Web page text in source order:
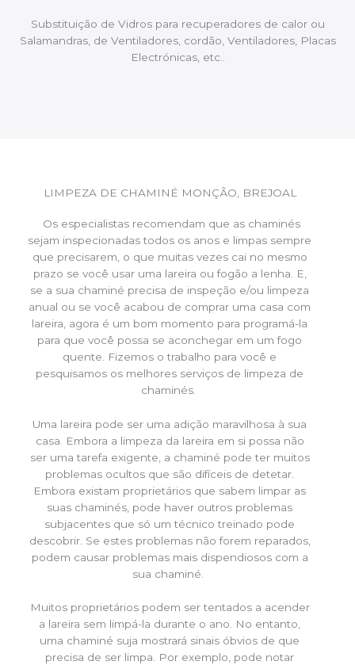
Substituição de Vidros para recuperadores de calor ou
Salamandras, de Ventiladores, cordão, Ventiladores, Placas
Electrónicas, etc..
LIMPEZA DE CHAMINÉ MONÇÃO, BREJOAL
Os especialistas recomendam que as chaminés
sejam inspecionadas todos os anos e limpas sempre
que precisarem, o que muitas vezes cai no mesmo
prazo se você usar uma lareira ou fogão a lenha. E,
se a sua chaminé precisa de inspeção e/ou limpeza
anual ou se você acabou de comprar uma casa com
lareira, agora é um bom momento para programá-la
para que você possa se aconchegar em um fogo
quente. Fizemos o trabalho para você e
pesquisamos os melhores serviços de limpeza de
chaminés.
Uma lareira pode ser uma adição maravilhosa à sua
casa. Embora a limpeza da lareira em si possa não
ser uma tarefa exigente, a chaminé pode ter muitos
problemas ocultos que são difíceis de detetar.
Embora existam proprietários que sabem limpar as
suas chaminés, pode haver outros problemas
subjacentes que só um técnico treinado pode
descobrir. Se estes problemas não forem reparados,
podem causar problemas mais dispendiosos com a
sua chaminé.
Muitos proprietários podem ser tentados a acender
a lareira sem limpá-la durante o ano. No entanto,
uma chaminé suja mostrará sinais óbvios de que
precisa de ser limpa. Por exemplo, pode notar